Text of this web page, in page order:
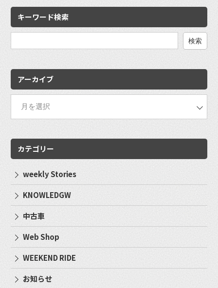
キーワード検索
アーカイブ
カテゴリー
weekly Stories
KNOWLEDGW
中古車
Web Shop
WEEKEND RIDE
お知らせ